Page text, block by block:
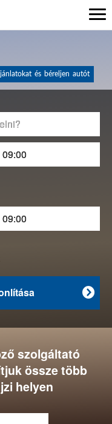
és béreljen autót


szolgáltató
össze több
helyen